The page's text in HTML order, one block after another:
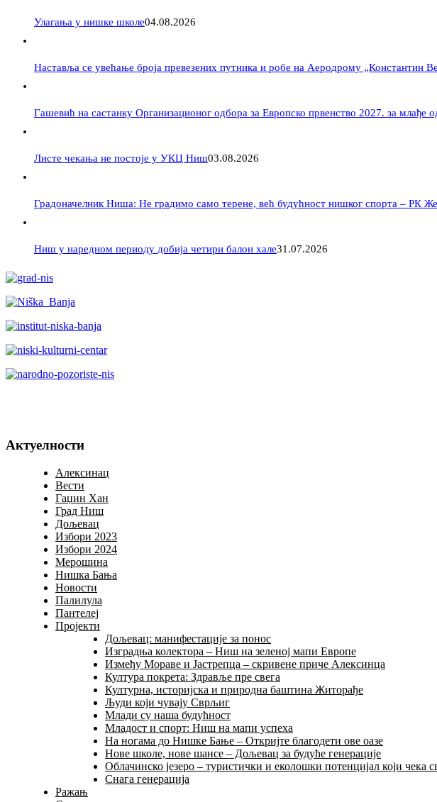
Улагања у нишке школе04.08.2026
Наставља се увећање броја превезених путника и робе на Аеродрому „Константин
Гашевић на састанку Организационог одбора за Европско првенство 2027. за млађе
Листе чекања не постоје у УКЦ Ниш03.08.2026
Градоначелник Ниша: Не градимо само терене, већ будућност нишког спорта – РК
Ниш у наредном периоду добија четири балон хале31.07.2026
Актуелности
Алексинац
Вести
Гаџин Хан
Град Ниш
Дољевац
Избори 2023
Избори 2024
Мерошина
Нишка Бања
Новости
Палилула
Пантелеј
Пројекти
Дољевац: манифестације за понос
Изградња колектора – Ниш на зеленој мапи Европе
Између Мораве и Јастрепца – скривене приче Алексинца
Култура покрета: Здравље пре свега
Културна, историјска и природна баштина Житорађе
Људи који чувају Сврљиг
Млади су наша будућност
Младост и спорт: Ниш на мапи успеха
На ногама до Нишке Бање – Откријте благодети ове оазе
Нове школе, нове шансе – Дољевац за будуће генерације
Облачинско језеро – туристички и еколошки потенцијал који чека
Снага генерација
Ражањ